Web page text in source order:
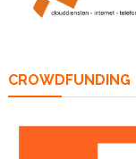
CROWDFUNDING